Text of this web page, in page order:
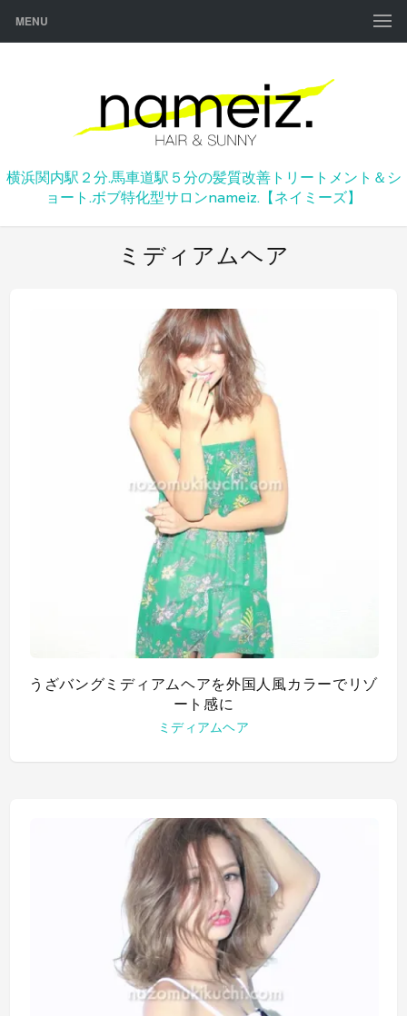
MENU
横浜関内駅２分.馬車道駅５分の髪質改善トリートメント＆シ
ョート.ボブ特化型サロンnameiz.【ネイミーズ】
ミディアムヘア
うざバングミディアムヘアを外国人風カラーでリゾ
ート感に
ミディアムヘア